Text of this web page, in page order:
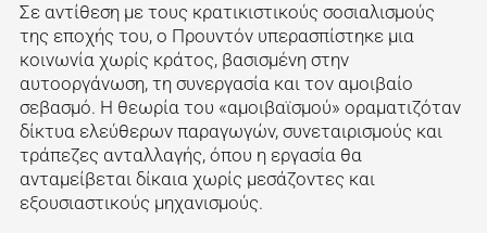
Σε αντίθεση με τους κρατικιστικούς σοσιαλισμούς
της εποχής του, ο Προυντόν υπερασπίστηκε μια
κοινωνία χωρίς κράτος, βασισμένη στην
αυτοοργάνωση, τη συνεργασία και τον αμοιβαίο
σεβασμό. Η θεωρία του «αμοιβαϊσμού» οραματιζόταν
δίκτυα ελεύθερων παραγωγών, συνεταιρισμούς και
τράπεζες ανταλλαγής, όπου η εργασία θα
ανταμείβεται δίκαια χωρίς μεσάζοντες και
εξουσιαστικούς μηχανισμούς.